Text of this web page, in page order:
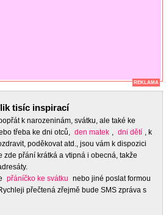
REKLAMA
tisíc inspirací
k narozeninám, svátku, ale také ke
třeba ke dni otců, den matek , dni dětí , k
poděkovat atd., jsou vám k dispozici
přání krátká a vtipná i obecná, takže
přáníčko ke svátku nebo jiné poslat formou
přečtená zřejmě bude SMS zpráva s